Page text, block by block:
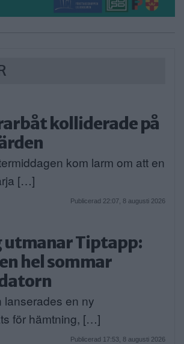
kolliderade på
kom larm om att en
[…]
Publicerad 22:07, 8 augusti 2026
Tiptapp:
hel sommar
lanserades en ny
för hämtning, […]
Publicerad 17:53, 8 augusti 2026